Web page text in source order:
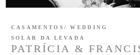
PATRÍCIA &
CASAMENTOS/ WEDDING
SOLAR DA LEVADA